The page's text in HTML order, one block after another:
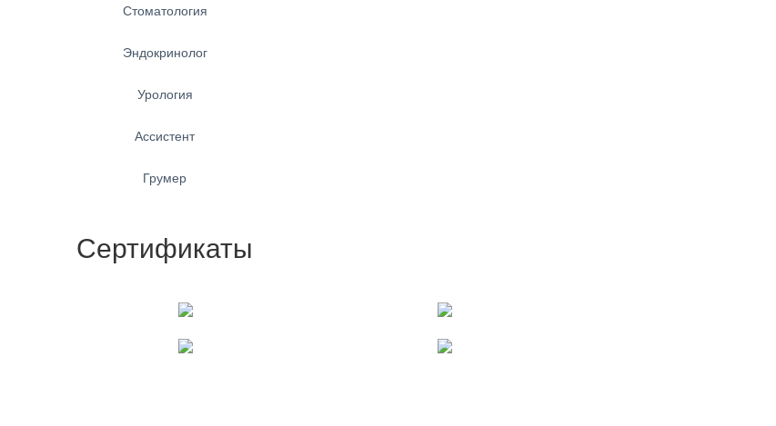
Стоматология
Эндокринолог
Урология
Ассистент
Грумер
Сертификаты